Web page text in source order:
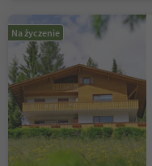
Na życzenie